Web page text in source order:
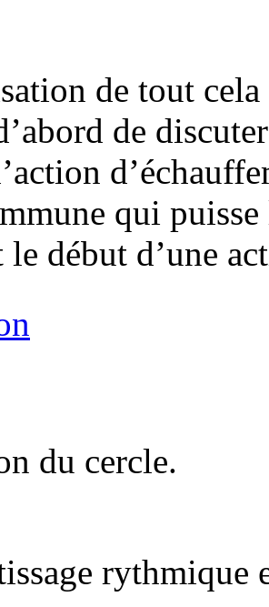
de tout cela
de
qui puisse
le début d’une
du cercle.
rythmique